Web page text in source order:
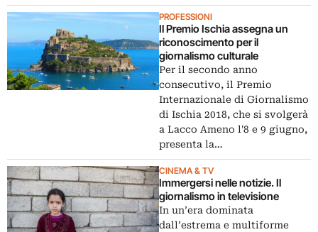
PROFESSIONI
Il Premio Ischia assegna un
riconoscimento per il
giornalismo culturale
Per il secondo anno
consecutivo, il Premio
Internazionale di Giornalismo
di Ischia 2018, che si svolgerà
a Lacco Ameno l'8 e 9 giugno,
presenta la…
CINEMA & TV
Immergersi nelle notizie. Il
giornalismo in televisione
In un’era dominata
dall’estrema e multiforme